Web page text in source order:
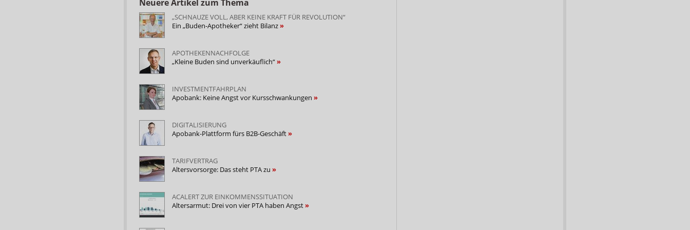
Neuere Artikel zum Thema
„SCHNAUZE VOLL, ABER KEINE KRAFT FÜR REVOLUTION“
Ein „Buden-Apotheker“ zieht Bilanz
APOTHEKENNACHFOLGE
„Kleine Buden sind unverkäuflich“
INVESTMENTFAHRPLAN
Apobank: Keine Angst vor Kursschwankungen
DIGITALISIERUNG
Apobank-Plattform fürs B2B-Geschäft
TARIFVERTRAG
Altersvorsorge: Das steht PTA zu
ACALERT ZUR EINKOMMENSSITUATION
Altersarmut: Drei von vier PTA haben Angst